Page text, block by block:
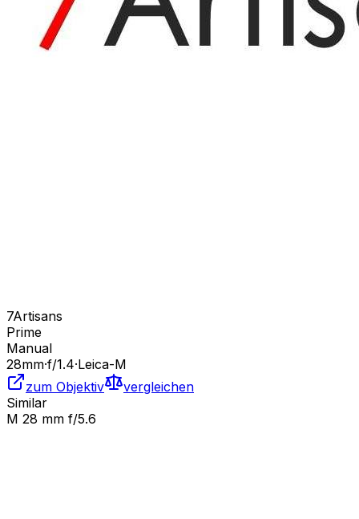
7Artisans
Prime
Manual
28mm·f/1.4·Leica-M
zum Objektiv
vergleichen
Similar
M 28 mm f/5.6